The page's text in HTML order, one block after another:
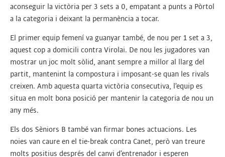
aconseguir la victòria per 3 sets a 0, empatant a punts a Pòrtol
a la categoria i deixant la permanència a tocar.
El primer equip femení va guanyar també, de nou per 1 set a 3,
aquest cop a domicili contra Virolai. De nou les jugadores van
mostrar un joc molt sòlid, anant sempre a millor al llarg del
partit, mantenint la compostura i imposant-se quan les rivals
creixen. Amb aquesta quarta victòria consecutiva, l’equip es
situa en molt bona posició per mantenir la categoria de nou un
any més.
Els dos Sèniors B també van firmar bones actuacions. Les
noies van caure en el tie-break contra Canet, però van treure
molts positius després del canvi d’entrenador i esperen